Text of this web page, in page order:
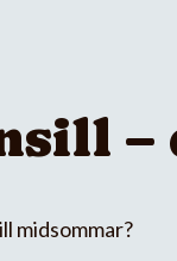
–
midsommar?